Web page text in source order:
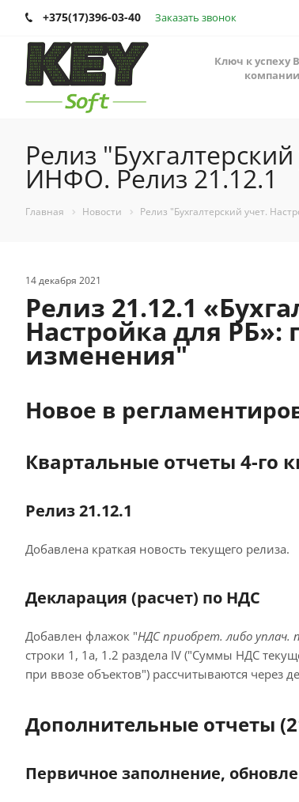
+375(17)396-03-40 Заказать звонок
Ключ к успеху
компании
Релиз
ИНФО. Релиз 21.12.1
Главная Новости Релиз "Бухгалтерский учет.
14 декабря 2021
Релиз 21.12.1
Настройка для РБ»:
изменения"
Новое в
Квартальные отчеты 4-го
Релиз 21.12.1
Добавлена краткая новость текущего релиза.
Декларация (расчет) по НДС
Добавлен флажок "НДС приобрет. либо уплач.
строки 1, 1а, 1.2 раздела IV ("Суммы НДС
при ввозе объектов") рассчитываются через
Дополнительные отчеты
Первичное заполнение,